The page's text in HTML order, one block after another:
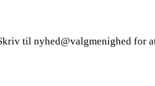
til nyhed@valgmenighed for